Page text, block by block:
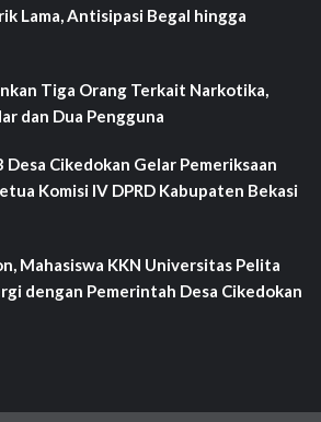
Lama, Antisipasi Begal hingga
Tiga Orang Terkait Narkotika,
dan Dua Pengguna
Desa Cikedokan Gelar Pemeriksaan
Komisi IV DPRD Kabupaten Bekasi
Mahasiswa KKN Universitas Pelita
dengan Pemerintah Desa Cikedokan